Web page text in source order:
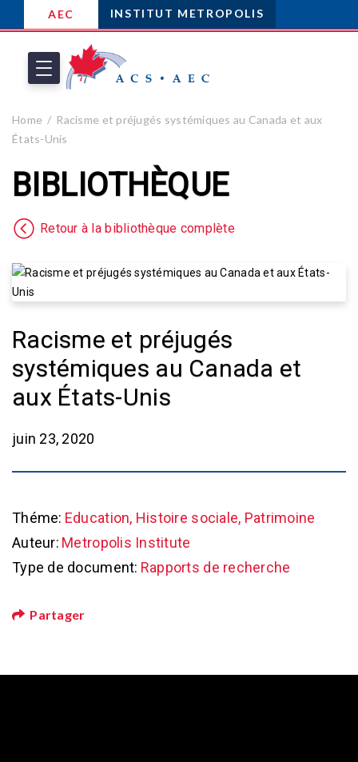
AEC INSTITUT METROPOLIS
Home
Racisme et préjugés systémiques au Canada et aux
États-Unis
BIBLIOTHÈQUE
Retour à la bibliothèque complète
Racisme et préjugés
systémiques au Canada et
aux États-Unis
juin 23, 2020
Théme: Education, Histoire sociale, Patrimoine
Auteur: Metropolis Institute
Type de document: Rapports de recherche
Partager